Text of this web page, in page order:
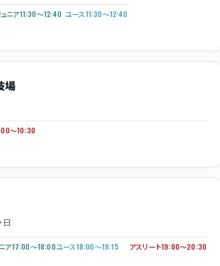
ュニア11:30〜12:40 ユース11:30〜12:40
場
〜10:30
日
ア17:00〜18:00ユース18:00〜19:15 アスリート19:00〜20:30